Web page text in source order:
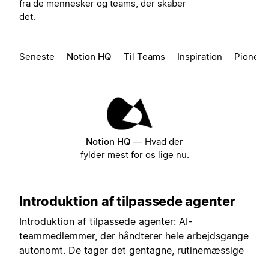
fra de mennesker og teams, der skaber
det.
Seneste Notion HQ Til Teams Inspiration
Notion HQ — Hvad der
fylder mest for os lige nu.
Introduktion af tilpassede agenter
Introduktion af tilpassede agenter: AI-
teammedlemmer, der håndterer hele arbejdsgange
autonomt. De tager det gentagne, rutinemæssige